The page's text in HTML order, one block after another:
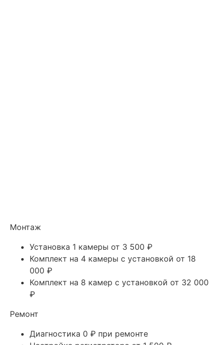
Монтаж
Установка 1 камеры от 3 500 ₽
Комплект на 4 камеры с установкой от 18
000 ₽
Комплект на 8 камер с установкой от 32 000
₽
Ремонт
Диагностика 0 ₽ при ремонте